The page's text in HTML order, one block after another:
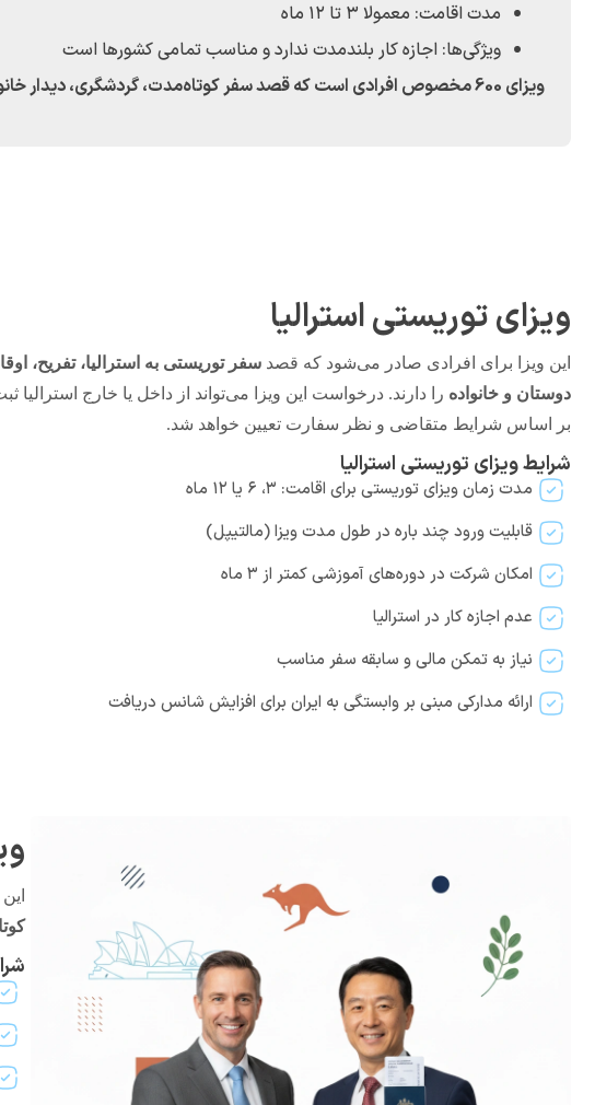
مدت اقامت: معمولا ۳ تا ۱۲ ماه
ویژگی‌ها: اجازه کار بلندمدت ندارد و مناسب تمامی کشورها است
ویزای 600 مخصوص افرادی است که قصد سفر کوتاه‌مدت، گردشگری، دیدار خانواده یا انجام امور تجاری کوتاه‌مدت در استرالیا را دارند.
ویزای توریستی استرالیا
این ویزا برای افرادی صادر می‌شود که قصد سفر توریستی به استرالیا، تفریح،
دوستان و خانواده را دارند. درخواست این ویزا می‌تواند از داخل یا خارج استرالیا
بر اساس شرایط متقاضی و نظر سفارت تعیین خواهد شد.
شرایط ویزای توریستی استرالیا
مدت زمان ویزای توریستی برای اقامت: ۳، ۶ یا ۱۲ ماه
قابلیت ورود چند باره در طول مدت ویزا (مالتیپل)
امکان شرکت در دوره‌های آموزشی کمتر از ۳ ماه
عدم اجازه کار در استرالیا
نیاز به تمکن مالی و سابقه سفر مناسب
ارائه مدارکی مبنی بر وابستگی به ایران برای افزایش شانس دریافت